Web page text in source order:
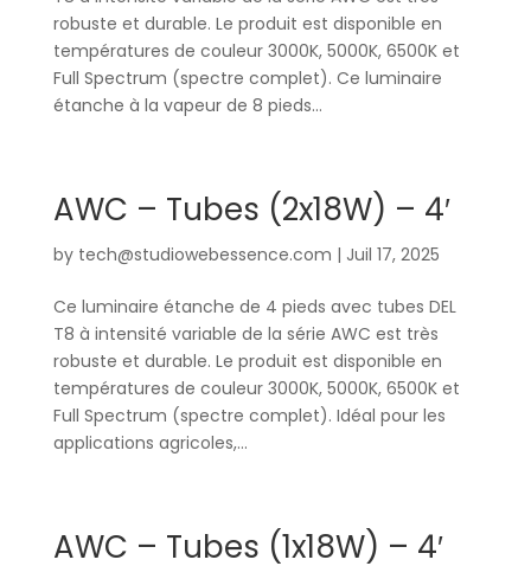
robuste et durable. Le produit est disponible en
températures de couleur 3000K, 5000K, 6500K et
Full Spectrum (spectre complet). Ce luminaire
étanche à la vapeur de 8 pieds...
AWC – Tubes (2x18W) – 4′
by tech@studiowebessence.com | Juil 17, 2025
Ce luminaire étanche de 4 pieds avec tubes DEL
T8 à intensité variable de la série AWC est très
robuste et durable. Le produit est disponible en
températures de couleur 3000K, 5000K, 6500K et
Full Spectrum (spectre complet). Idéal pour les
applications agricoles,...
AWC – Tubes (1x18W) – 4′